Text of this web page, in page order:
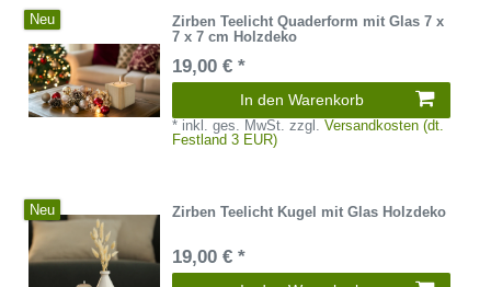
Neu
Zirben Teelicht Quaderform mit Glas 7 x
7 x 7 cm Holzdeko
19,00 € *
In den Warenkorb
* inkl. ges. MwSt. zzgl.Versandkosten (dt.
Festland 3 EUR)
Neu Zirben Teelicht Kugel mit Glas Holzdeko
19,00 € *